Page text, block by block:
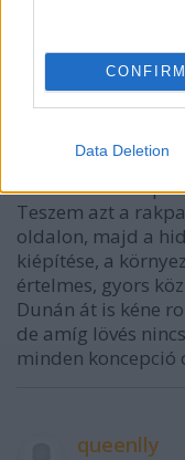
CONFIRM
Data Deletion
hova utaznak az
felosztani a város
ahol lehetne
majd a
módon, mik a
lehetne´a
Teszem azt a
oldalon, majd a
kiépítése, a
értelmes, gyors
Dunán át is kéne
de amíg lövés
minden koncepció
queenlly